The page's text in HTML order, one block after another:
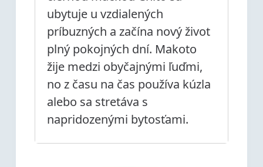
ubytuje u vzdialených
príbuzných a začína nový život
plný pokojných dní. Makoto
žije medzi obyčajnými ľuďmi,
no z času na čas používa kúzla
alebo sa stretáva s
napridozenými bytosťami.